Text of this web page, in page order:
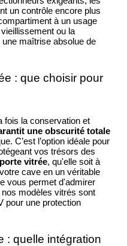
un contrôle encore plus
à un usage
ou la
maîtrise absolue de
: que choisir pour
fois la conservation et
une obscurité totale
C’est l’option idéale pour
vos trésors des
porte vitrée, qu'elle soit à
cave en un véritable
vous permet d'admirer
modèles vitrés sont
pour une protection
: quelle intégration